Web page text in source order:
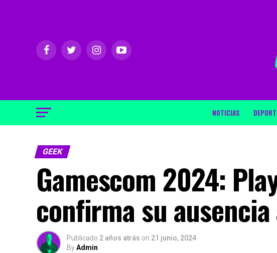
NOTICIAS
GEEK
Gamescom 2024:
confirma su
Publicado 2 años atrás on 21 junio, 2024
ByAdmin